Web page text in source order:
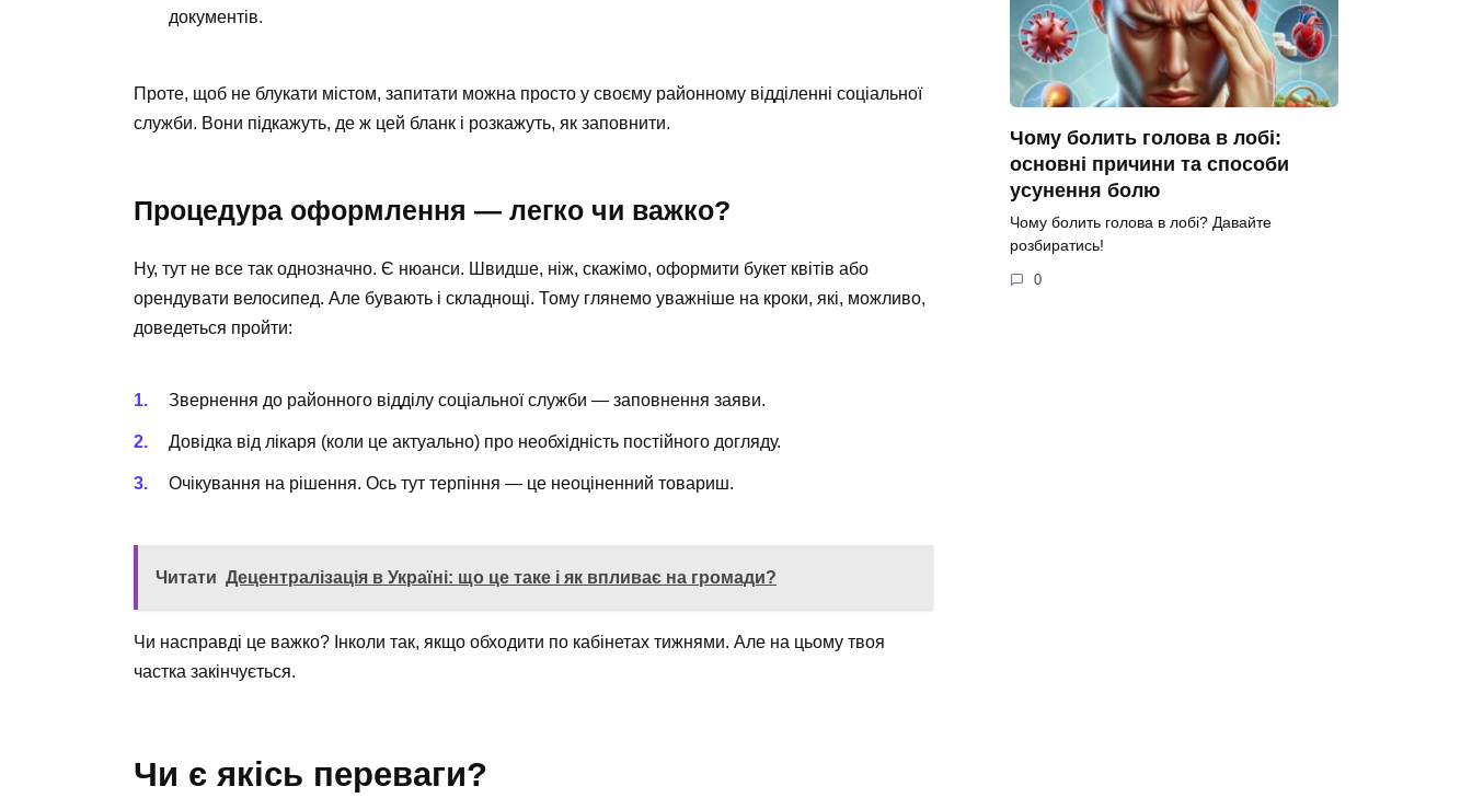
документів.
Проте, щоб не блукати містом, запитати можна просто у своєму районному відділенні соціальної
служби. Вони підкажуть, де ж цей бланк і розкажуть, як заповнити.
Процедура оформлення — легко чи важко?
Ну, тут не все так однозначно. Є нюанси. Швидше, ніж, скажімо, оформити букет квітів або
орендувати велосипед. Але бувають і складнощі. Тому глянемо уважніше на кроки, які, можливо,
доведеться пройти:
Звернення до районного відділу соціальної служби — заповнення заяви.
Довідка від лікаря (коли це актуально) про необхідність постійного догляду.
Очікування на рішення. Ось тут терпіння — це неоціненний товариш.
Читати Децентралізація в Україні: що це таке і як впливає на громади?
Чи насправді це важко? Інколи так, якщо обходити по кабінетах тижнями. Але на цьому твоя
частка закінчується.
Чи є якісь переваги?
Чому болить голова в лобі:
основні причини та способи
усунення болю
Чому болить голова в лобі? Давайте
розбиратись!
0